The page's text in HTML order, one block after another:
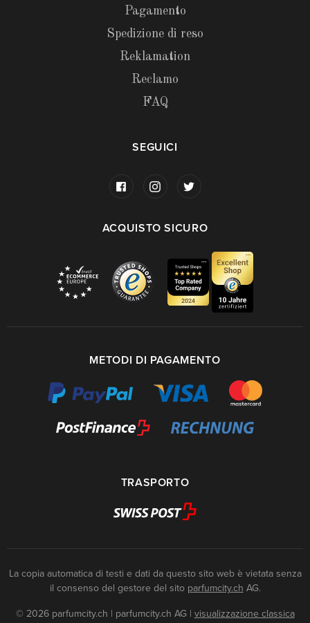
Pagamento
Spedizione di reso
Reklamation
Reclamo
FAQ
SEGUICI
ACQUISTO SICURO
METODI DI PAGAMENTO
TRASPORTO
La copia automatica di testi e dati da questo sito web è vietata senza
il consenso del gestore del sito parfumcity.ch AG.
© 2026 parfumcity.ch | parfumcity.ch AG | visualizzazione classica